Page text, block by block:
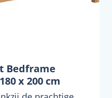
Bedframe
x 200 cm